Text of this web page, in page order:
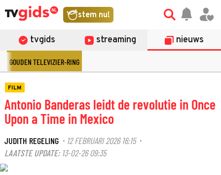
stem nu!
tvgids streaming nieuws
GOUDEN TELEVIZIER-RING
FILM
Antonio Banderas leidt de revolutie in Once
Upon a Time in Mexico
JUDITH REGELING · 12 FEBRUARI 2026 16:15·
LAATSTE UPDATE: 13-02-26 09:35